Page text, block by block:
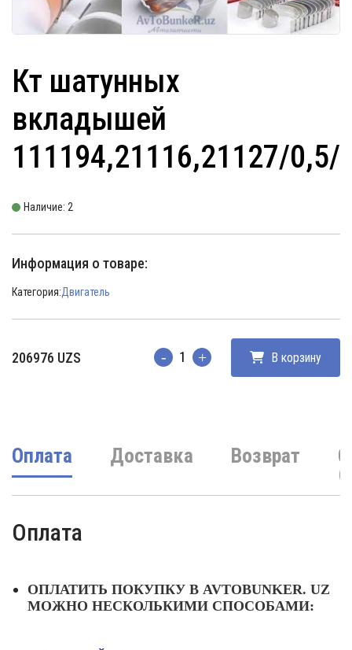
Кт шатунных
вкладышей
111194,21116,21127/0,5/
Наличие: 2
Информация о товаре:
Категория:Двигатель
206976 UZS Количество В корзину
Оплата Доставка Возврат
Оплата
ОПЛАТИТЬ ПОКУПКУ В AVTOBUNKER. UZ
МОЖНО НЕСКОЛЬКИМИ СПОСОБАМИ: